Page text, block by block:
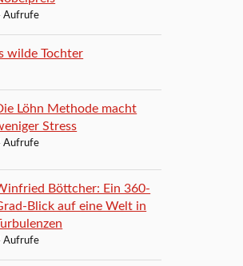
Aufrufe
wilde Tochter
Löhn Methode macht
Stress
Aufrufe
Böttcher: Ein 360-
Blick auf eine Welt in
Aufrufe